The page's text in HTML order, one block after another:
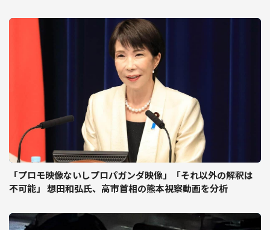
「プロモ映像ないしプロパガンダ映像」「それ以外の解釈は
不可能」 想田和弘氏、高市首相の熊本視察動画を分析